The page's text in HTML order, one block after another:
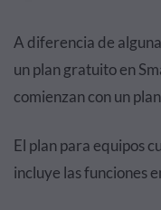
A diferencia de
un plan gratuito en
comienzan con un
El plan para equipos
incluye las funciones